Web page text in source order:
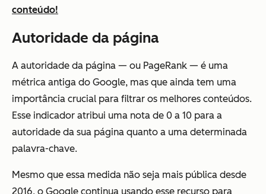
conteúdo!
Autoridade da página
A autoridade da página — ou PageRank — é uma
métrica antiga do Google, mas que ainda tem uma
importância crucial para filtrar os melhores conteúdos.
Esse indicador atribui uma nota de 0 a 10 para a
autoridade da sua página quanto a uma determinada
palavra-chave.
Mesmo que essa medida não seja mais pública desde
2016, o Google continua usando esse recurso para